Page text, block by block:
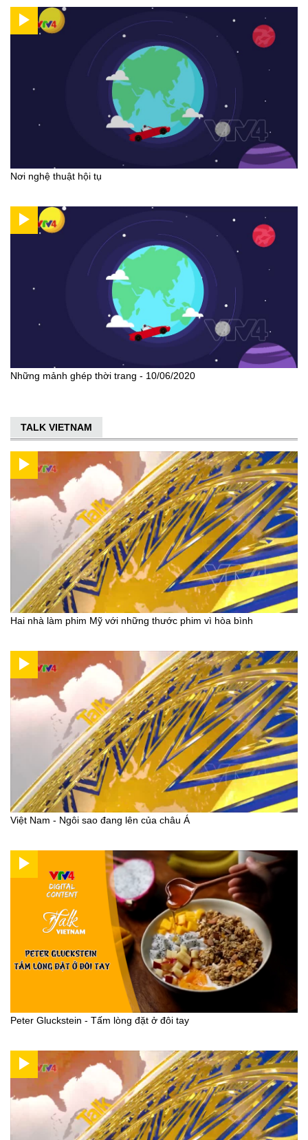
Nơi nghệ thuật hội tụ
Những mảnh ghép thời trang - 10/06/2020
TALK VIETNAM
Hai nhà làm phim Mỹ với những thước phim vì hòa bình
Việt Nam - Ngôi sao đang lên của châu Á
Peter Gluckstein - Tấm lòng đặt ở đôi tay